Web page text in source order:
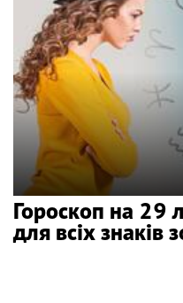
Гороскоп на 29
для всіх знаків